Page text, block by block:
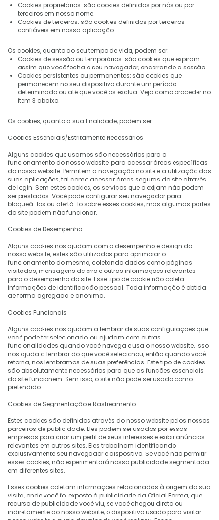
Cookies proprietários: são cookies definidos por nós ou por
terceiros em nosso nome.
Cookies de terceiros: são cookies definidos por terceiros
confiáveis em nossa aplicação.
Os cookies, quanto ao seu tempo de vida, podem ser:
Cookies de sessão ou temporários: são cookies que expiram
assim que você fecha o seu navegador, encerrando a sessão.
Cookies persistentes ou permanentes: são cookies que
permanecem no seu dispositivo durante um período
determinado ou até que você os exclua. Veja como proceder no
item 3 abaixo.
Os cookies, quanto a sua finalidade, podem ser:
Cookies Essenciais/Estritamente Necessários
Alguns cookies que usamos são necessários para o
funcionamento do nosso website, para acessar áreas específicas
do nosso website. Permitem a navegação no site e a utilização das
suas aplicações, tal como acessar áreas seguras do site através
de login. Sem estes cookies, os serviços que o exijam não podem
ser prestados. Você pode configurar seu navegador para
bloqueá-los ou alertá-lo sobre esses cookies, mas algumas partes
do site podem não funcionar.
Cookies de Desempenho
Alguns cookies nos ajudam com o desempenho e design do
nosso website, estes são utilizados para aprimorar o
funcionamento do mesmo, coletando dados como páginas
visitadas, mensagens de erro e outras informações relevantes
para o desempenho do site. Esse tipo de cookie não coleta
informações de identificação pessoal. Toda informação é obtida
de forma agregada e anônima.
Cookies Funcionais
Alguns cookies nos ajudam a lembrar de suas configurações que
você pode ter selecionado, ou ajudam com outras
funcionalidades quando você navega e usa o nosso website. Isso
nos ajuda a lembrar do que você selecionou, então quando você
retorna, nos lembramos de suas preferências. Este tipo de cookies
são absolutamente necessários para que as funções essenciais
do site funcionem. Sem isso, o site não pode ser usado como
pretendido.
Cookies de Segmentação e Rastreamento
Estes cookies são definidos através do nosso website pelos nossos
parceiros de publicidade. Eles podem ser usados ​​por essas
empresas para criar um perfil de seus interesses e exibir anúncios
relevantes em outros sites. Eles trabalham identificando
exclusivamente seu navegador e dispositivo. Se você não permitir
esses cookies, não experimentará nossa publicidade segmentada
em diferentes sites.
Esses cookies coletam informações relacionadas à origem da sua
visita, onde você foi exposto à publicidade da Oficial Farma, que
recurso de publicidade você viu, se você chegou direta ou
indiretamente ao nosso website, o dispositivo usado para visitar